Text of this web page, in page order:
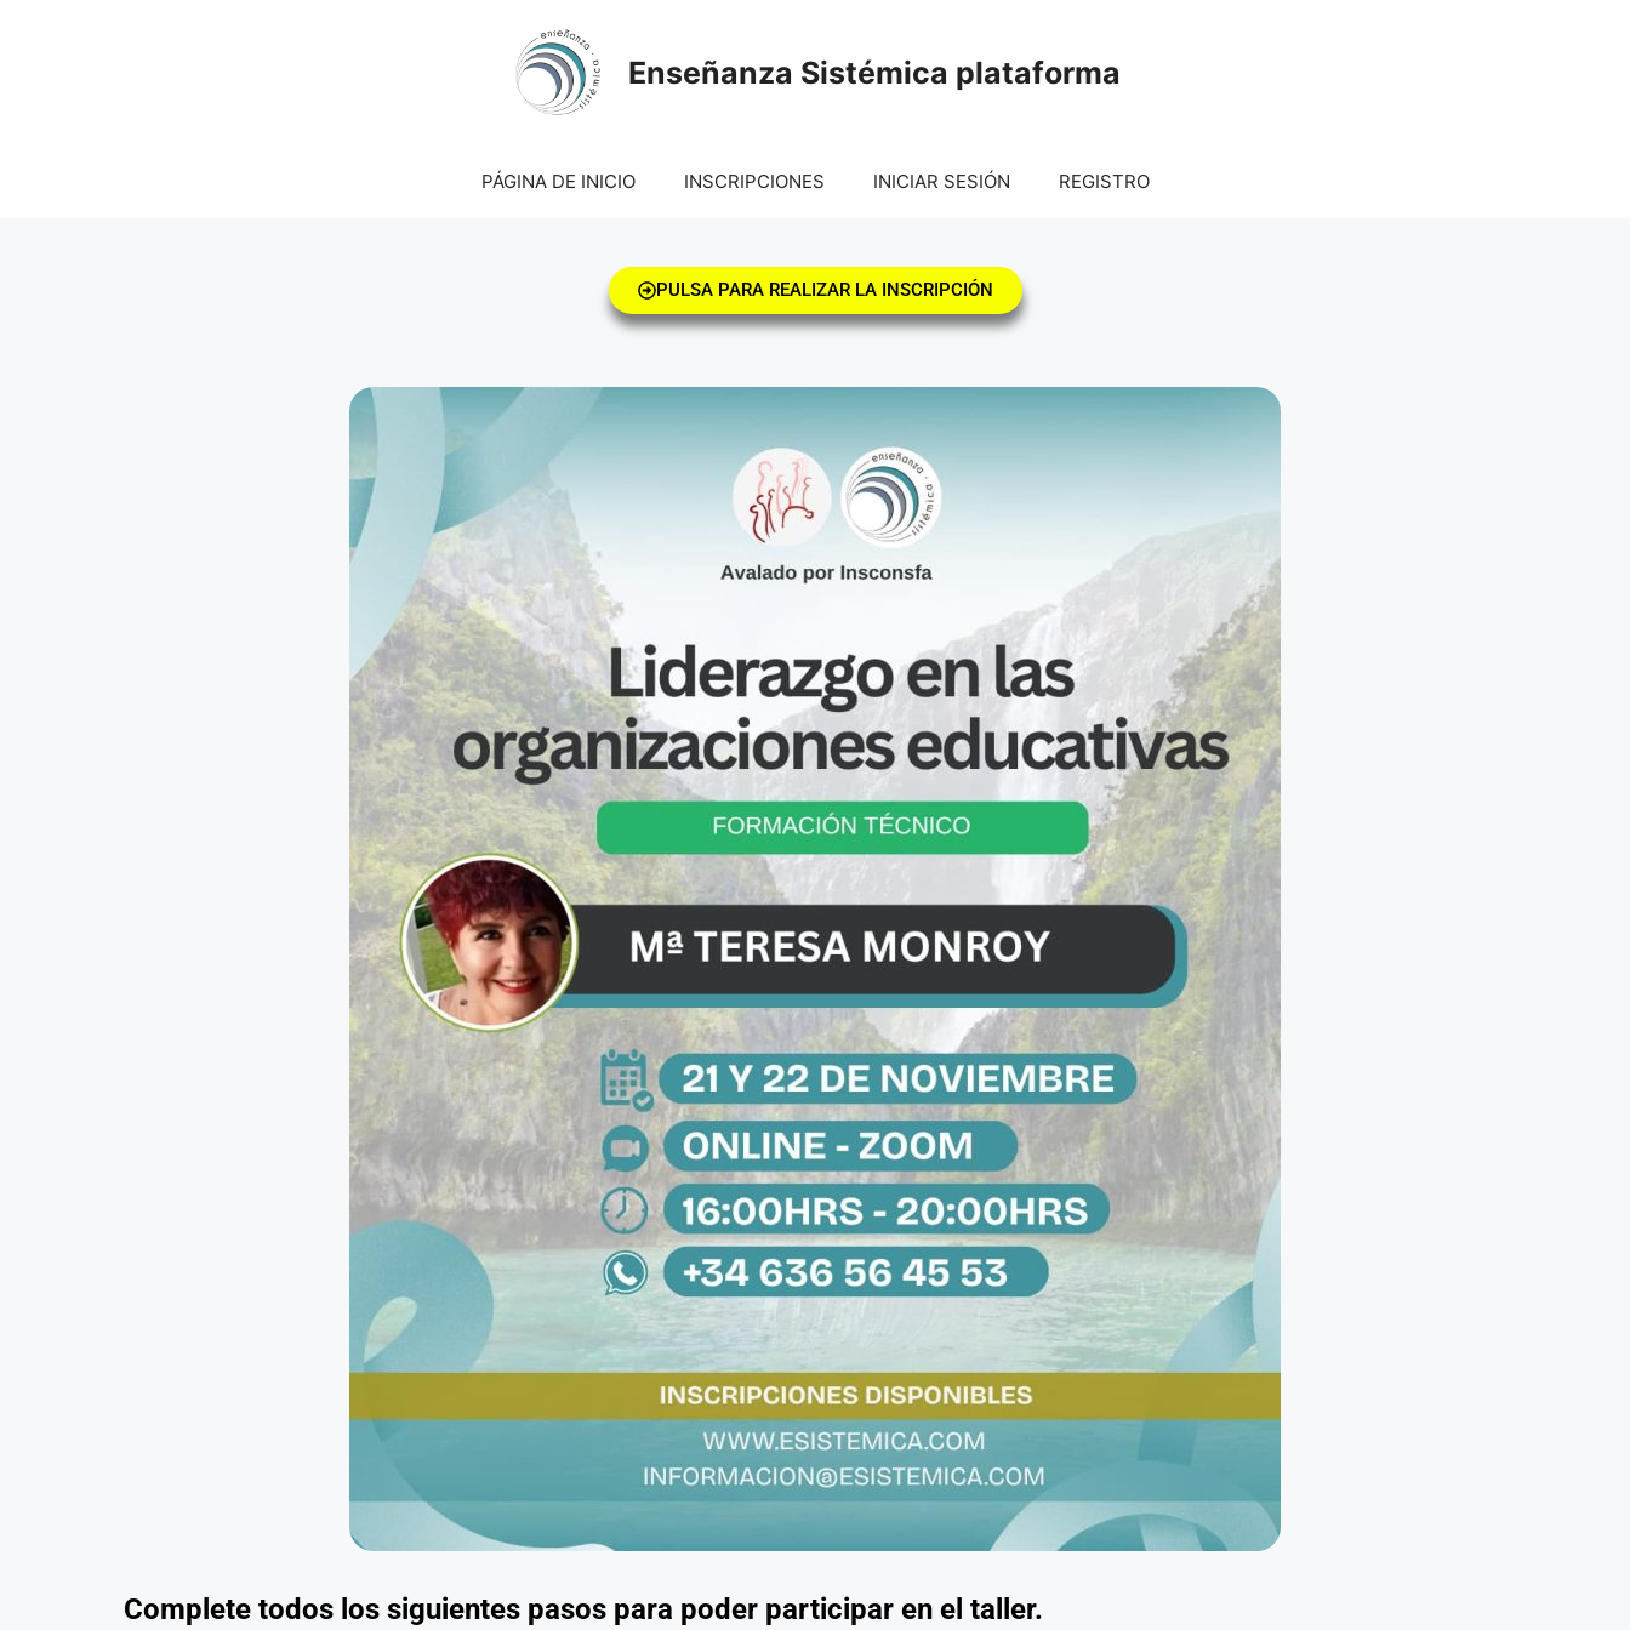
Enseñanza Sistémica plataforma
PÁGINA DE INICIO INSCRIPCIONES INICIAR SESIÓN REGISTRO
PULSA PARA REALIZAR LA INSCRIPCIÓN
Complete todos los siguientes pasos para poder participar en el taller.